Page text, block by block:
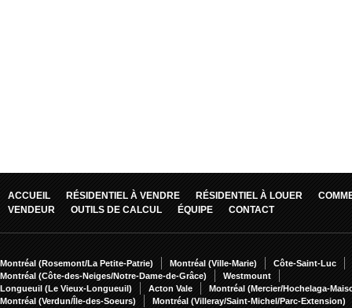
ACCUEIL RÉSIDENTIEL À VENDRE RÉSIDENTIEL À LOUER
VENDEUR
OUTILS DE CALCUL ÉQUIPE CONTACT
Montréal (Rosemont/La Petite-Patrie) Montréal (Ville-Marie)
Côte-Saint-Luc
Montréal (Côte-des-Neiges/Notre-Dame-de-Grâce)
Westmount
Longueuil (Le Vieux-Longueuil)
Acton Vale
Montréal (Mercier/Hochelaga-
Montréal (Verdun/Île-des-Soeurs)
Montréal (Villeray/Saint-Michel/Parc-Extension)